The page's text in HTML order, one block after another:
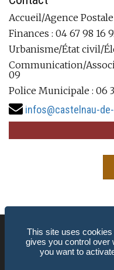
Accueil/Agence
Finances : 04 67 98 16
Urbanisme/État civil/
Communication/
09
Police Municipale : 06
infos@castelnau-
This site uses cookies
gives you control over
you want to